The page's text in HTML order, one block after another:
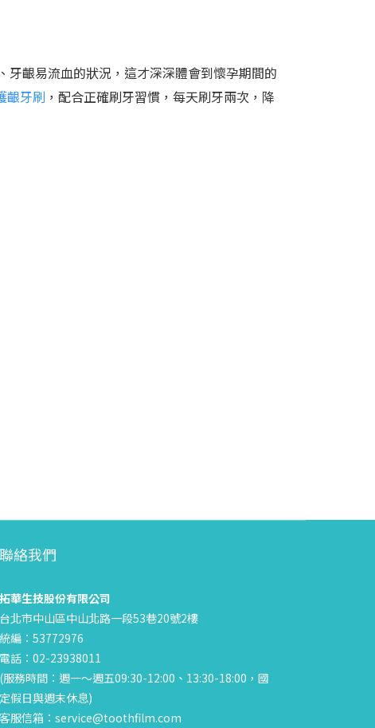
齦易流血的狀況，這才深深體會到懷孕期間的
齦牙刷 ，配合正確刷牙習慣，每天刷牙兩次，降
聯絡我們
拓華生技股份有限公司
台北市中山區中山北路一段53巷20號2樓
統編：53772976
電話：02-23938011
(服務時間：週一～週五09:30-12:00、13:30-18:00，國
定假日與週末休息)
客服信箱：service@toothfilm.com